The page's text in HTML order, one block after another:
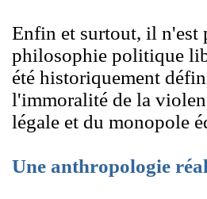
Enfin et surtout, il n'est
philosophie politique
été historiquement
l'immoralité de la
légale et du monopole
Une anthropologie